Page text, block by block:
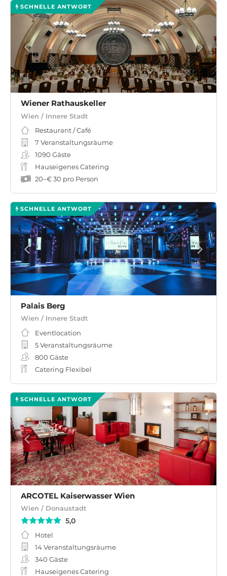
SCHNELLE ANTWORT
Wiener Rathauskeller
Wien / Innere Stadt
Restaurant / Café
7 Veranstaltungsräume
1090 Gäste
Hauseigenes Catering
20–€ 30 pro Person
SCHNELLE ANTWORT
Palais Berg
Wien / Innere Stadt
Eventlocation
5 Veranstaltungsräume
800 Gäste
Catering Flexibel
SCHNELLE ANTWORT
ARCOTEL Kaiserwasser Wien
Wien / Donaustadt
5,0
Hotel
14 Veranstaltungsräume
340 Gäste
Hauseigenes Catering